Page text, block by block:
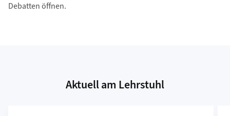
Debatten öffnen.
Aktuell am Lehrstuhl